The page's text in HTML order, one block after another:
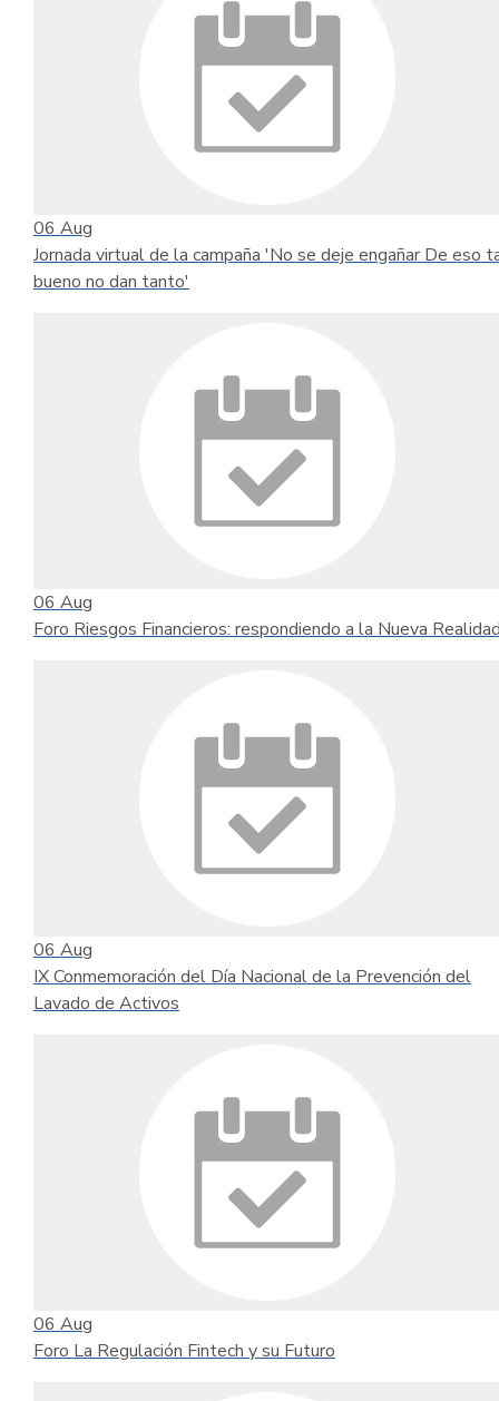
06 Aug
Jornada virtual de la campaña 'No se deje engañar De eso
bueno no dan tanto'
06 Aug
Foro Riesgos Financieros: respondiendo a la Nueva
06 Aug
IX Conmemoración del Día Nacional de la Prevención del
Lavado de Activos
06 Aug
Foro La Regulación Fintech y su Futuro